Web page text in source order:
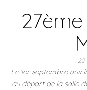
22
Le 1er septembre aux
au départ de la salle